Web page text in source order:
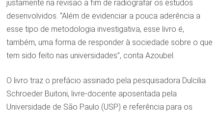
justamente na revisão a fim de radiografar os estudos
desenvolvidos. “Além de evidenciar a pouca aderência a
esse tipo de metodologia investigativa, esse livro é,
também, uma forma de responder à sociedade sobre o que
tem sido feito nas universidades”, conta Azoubel.
O livro traz o prefácio assinado pela pesquisadora Dulcilia
Schroeder Buitoni, livre-docente aposentada pela
Universidade de São Paulo (USP) e referência para os